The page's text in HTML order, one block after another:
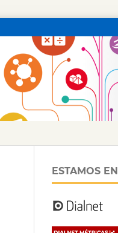
ESTAMOS EN